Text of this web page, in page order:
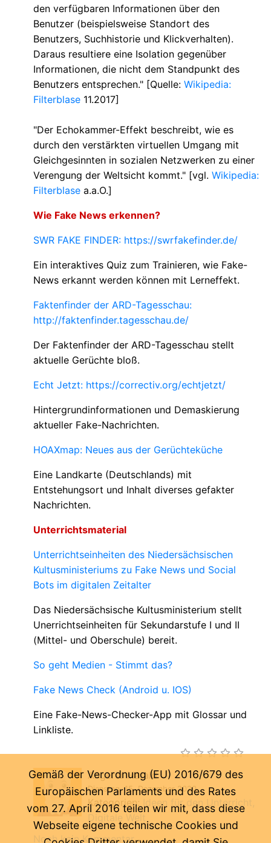
den verfügbaren Informationen über den
Benutzer (beispielsweise Standort des
Benutzers, Suchhistorie und Klickverhalten).
Daraus resultiere eine Isolation gegenüber
Informationen, die nicht dem Standpunkt des
Benutzers entsprechen." [Quelle: Wikipedia:
Filterblase 11.2017]
"Der Echokammer-Effekt beschreibt, wie es
durch den verstärkten virtuellen Umgang mit
Gleichgesinnten in sozialen Netzwerken zu einer
Verengung der Weltsicht kommt." [vgl. Wikipedia:
Filterblase a.a.O.]
Wie Fake News erkennen?
SWR FAKE FINDER: https://swrfakefinder.de/
Ein interaktives Quiz zum Trainieren, wie Fake-
News erkannt werden können mit Lerneffekt.
Faktenfinder der ARD-Tagesschau:
http://faktenfinder.tagesschau.de/
Der Faktenfinder der ARD-Tagesschau stellt
aktuelle Gerüchte bloß.
Echt Jetzt: https://correctiv.org/echtjetzt/
Hintergrundinformationen und Demaskierung
aktueller Fake-Nachrichten.
HOAXmap: Neues aus der Gerüchteküche
Eine Landkarte (Deutschlands) mit
Entstehungsort und Inhalt diverses gefakter
Nachrichten.
Unterrichtsmaterial
Unterrichtseinheiten des Niedersächsischen
Kultusministeriums zu Fake News und Social
Bots im digitalen Zeitalter
Das Niedersächsische Kultusministerium stellt
Unerrichtseinheiten für Sekundarstufe I und II
(Mittel- und Oberschule) bereit.
So geht Medien - Stimmt das?
Fake News Check (Android u. IOS)
Eine Fake-News-Checker-App mit Glossar und
Linkliste.
Angerer Harald
Dienstag, 15. Dezember 2020
Kategorien: Ideen für den Unterricht
Digitale Welt
Noch kein Kommentar ...
Gemäß der Verordnung (EU) 2016/679 des
Europäischen Parlaments und des Rates
vom 27. April 2016 teilen wir mit, dass diese
Webseite eigene technische Cookies und